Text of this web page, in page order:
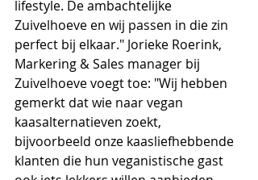
lifestyle. De ambachtelijke
Zuivelhoeve en wij passen in die zin
perfect bij elkaar." Jorieke Roerink,
Markering & Sales manager bij
Zuivelhoeve voegt toe: "Wij hebben
gemerkt dat wie naar vegan
kaasalternatieven zoekt,
bijvoorbeeld onze kaasliefhebbende
klanten die hun veganistische gast